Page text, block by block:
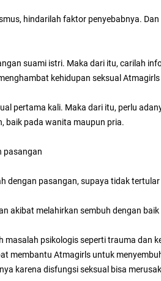
hindarilah faktor penyebabnya.
suami istri. Maka dari itu, carilah
kehidupan seksual
pertama kali. Maka dari itu, perlu
baik pada wanita maupun pria.
pasangan
dengan pasangan, supaya tidak
akibat melahirkan sembuh dengan
masalah psikologis seperti trauma dan
membantu Atmagirls untuk
karena disfungsi seksual bisa